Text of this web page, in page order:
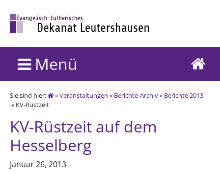
Menü
Sie sind hier: »Veranstaltungen » Berichte-Archiv» Berichte 2013
» KV-Rüstzeit
KV-Rüstzeit auf dem
Hesselberg
Januar 26, 2013